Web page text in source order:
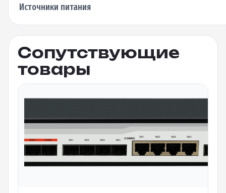
Источники питания
Сопутствующие
товары